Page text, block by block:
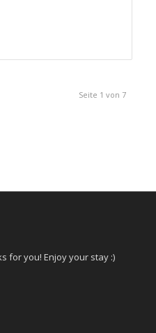
Seite 1 von 7
for you! Enjoy your stay :)